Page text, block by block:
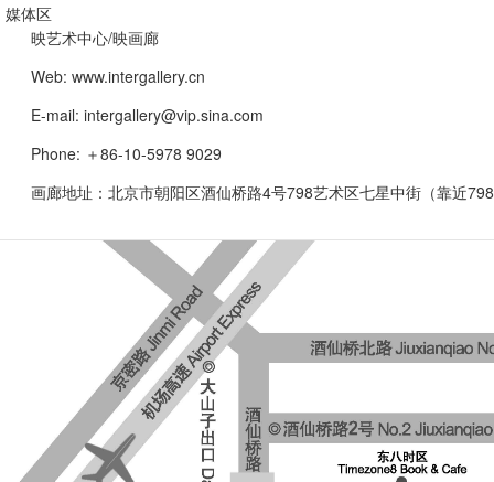
媒体区
映艺术中心/映画廊
Web: www.intergallery.cn
E-mail: intergallery@vip.sina.com
Phone: ＋86-10-5978 9029
画廊地址：北京市朝阳区酒仙桥路4号798艺术区七星中街（靠近